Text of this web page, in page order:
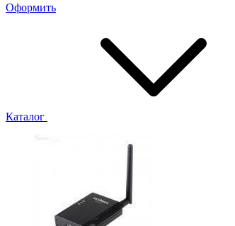
Оформить
Каталог